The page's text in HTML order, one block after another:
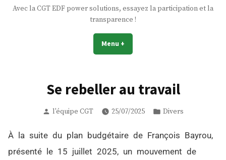
Avec la CGT EDF power solutions, essayez la participation et la
transparence !
Menu +
Se rebeller au travail
l'équipe CGT 25/07/2025 Divers
À la suite du plan budgétaire de François Bayrou,
présenté le 15 juillet 2025, un mouvement de